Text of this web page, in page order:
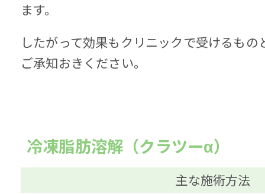
ます。
したがって効果もクリニックで受けるも
ご承知おきください。
冷凍脂肪溶解（クラツーα）
主な施術方法